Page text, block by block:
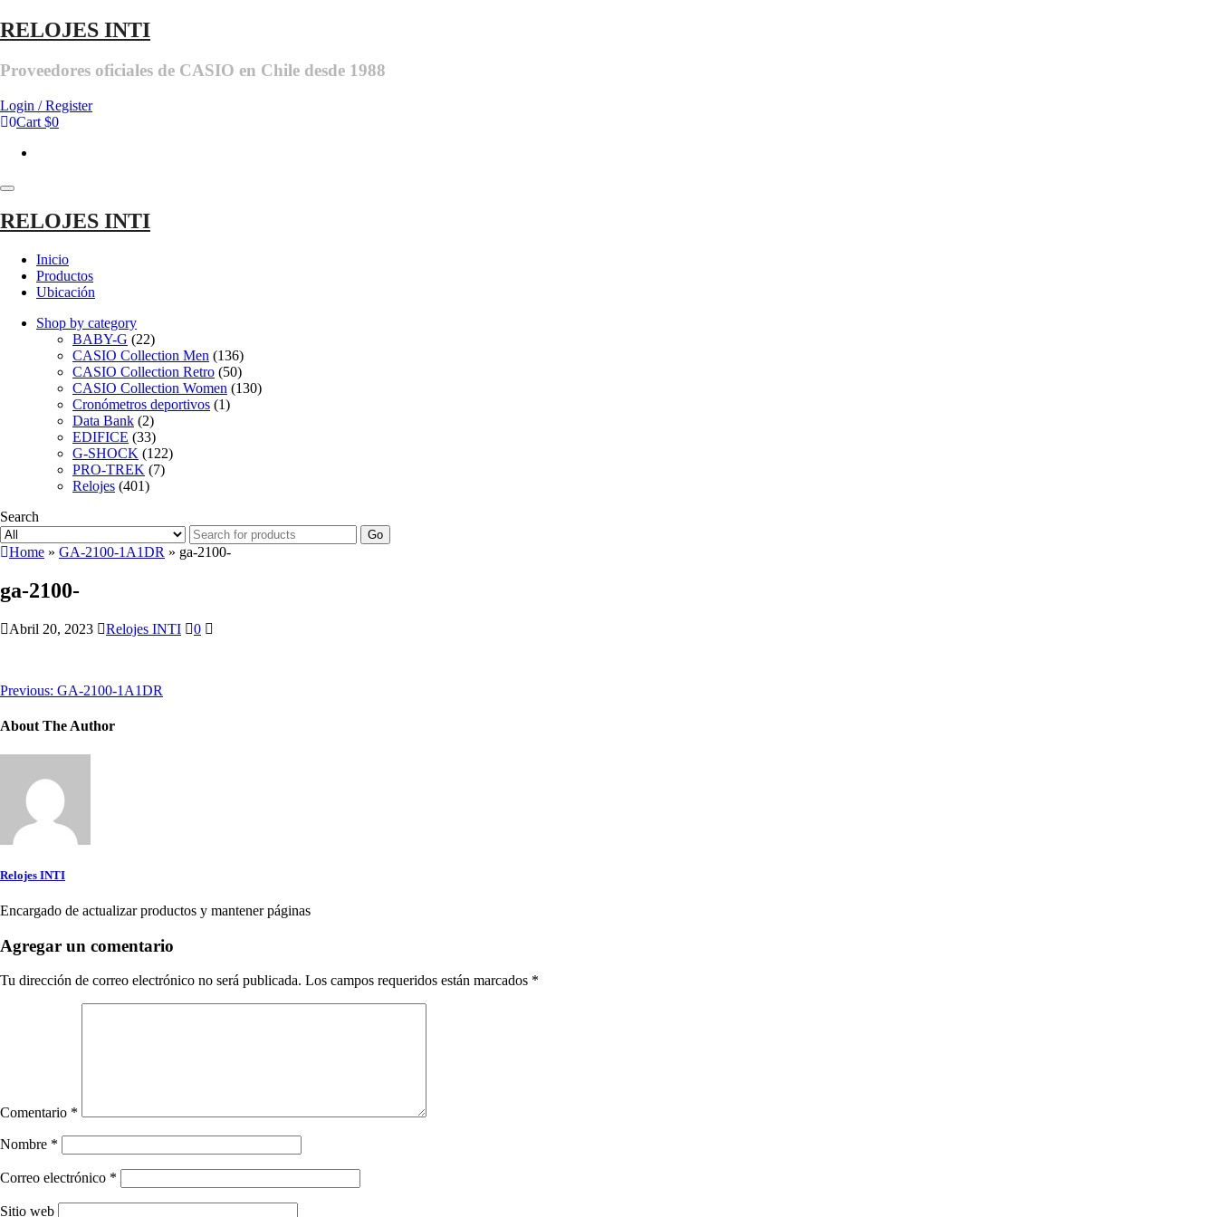
Skip
to
content
RELOJES INTI
Proveedores oficiales de CASIO en Chile desde 1988
Login / Register
0Cart $0
Toggle
RELOJES INTI
Inicio
Productos
Ubicación
Shop by category
BABY-G (22)
CASIO Collection Men (136)
CASIO Collection Retro (50)
CASIO Collection Women (130)
Cronómetros deportivos (1)
Data Bank (2)
EDIFICE (33)
G-SHOCK (122)
PRO-TREK (7)
Relojes (401)
Search
Go
Home » GA-2100-1A1DR » ga-2100-
ga-2100-
Abril 20, 2023 Relojes INTI 0
Previous: GA-2100-1A1DR
About The Author
Relojes INTI
Encargado de actualizar productos y mantener páginas
Agregar un comentario
Tu dirección de correo electrónico no será publicada. Los campos requeridos están marcados *
Comentario *
Nombre *
Correo electrónico *
Sitio web